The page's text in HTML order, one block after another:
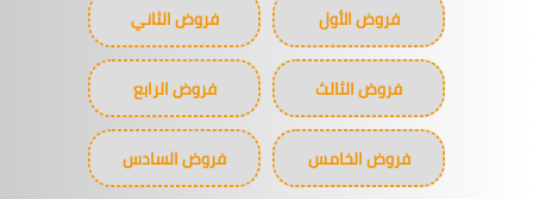
فروض الأول فروض الثاني
فروض الثالث فروض الرابع
فروض الخامس فروض السادس